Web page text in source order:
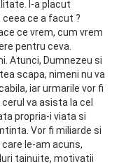
I-a placut
ce a facut ?
ce vrem, cum vrem
pentru ceva.
Atunci, Dumnezeu si
scapa, nimeni nu va
iar urmarile vor fi
va asista la cel
propria-i viata si
Vor fi miliarde si
le-am acuns,
tainuite, motivatii